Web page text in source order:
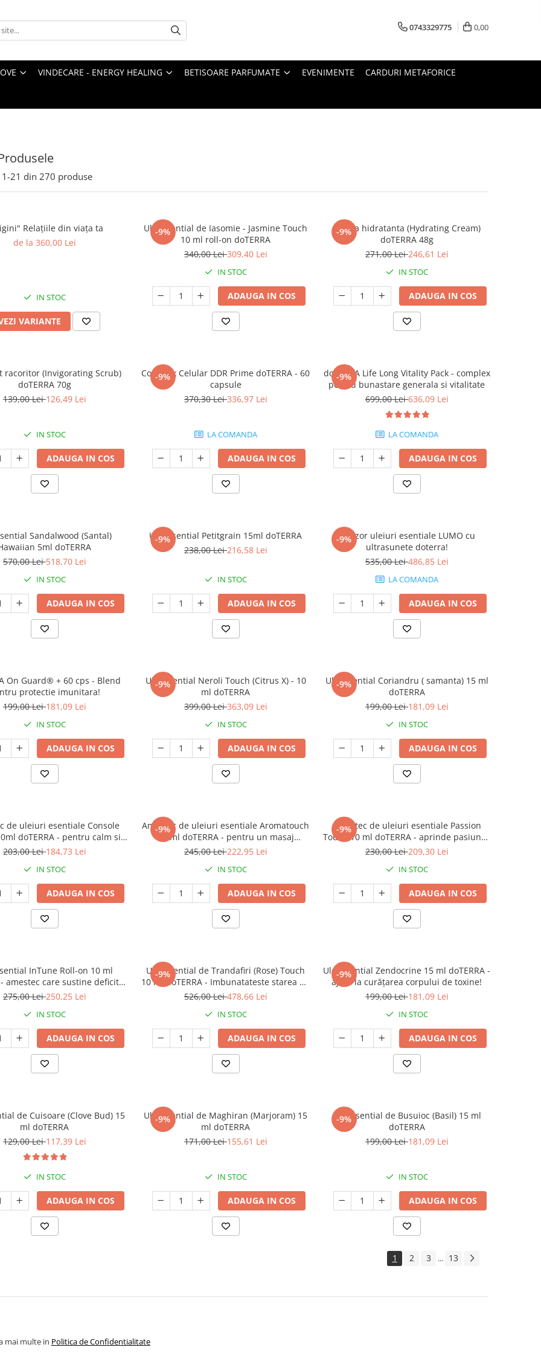
0743329775 0,00
VINDECARE - ENERGY HEALING BETISOARE PARFUMATE EVENIMENTE CARDURI METAFORICE
1-21 din 270 produse
Relațiile din viața ta
de la 360,00 Lei
IN STOC
VARIANTE
-9%
Ulei esential de Iasomie - Jasmine Touch
10 ml roll-on doTERRA
340,00 Lei309,40 Lei
IN STOC
ADAUGA IN COS
-9%
Crema hidratanta (Hydrating Cream)
doTERRA 48g
271,00 Lei246,61 Lei
IN STOC
ADAUGA IN COS
racoritor (Invigorating Scrub)
doTERRA 70g
139,00 Lei126,49 Lei
IN STOC
ADAUGA IN COS
-9%
Complex Celular DDR Prime doTERRA - 60
capsule
370,30 Lei336,97 Lei
LA COMANDA
ADAUGA IN COS
-9%
doTERRA Life Long Vitality Pack - complex
pentru bunastare generala si vitalitate
699,00 Lei636,09 Lei
LA COMANDA
ADAUGA IN COS
Sandalwood (Santal)
5ml doTERRA
570,00 Lei518,70 Lei
IN STOC
ADAUGA IN COS
-9%
Ulei esential Petitgrain 15ml doTERRA
238,00 Lei216,58 Lei
IN STOC
ADAUGA IN COS
-9%
Difuzor uleiuri esentiale LUMO cu
ultrasunete doterra!
535,00 Lei486,85 Lei
LA COMANDA
ADAUGA IN COS
On Guard® + 60 cps - Blend
protectie imunitara!
199,00 Lei181,09 Lei
IN STOC
ADAUGA IN COS
-9%
Ulei esential Neroli Touch (Citrus X) - 10
ml doTERRA
399,00 Lei363,09 Lei
IN STOC
ADAUGA IN COS
-9%
Ulei esential Coriandru ( samanta) 15 ml
doTERRA
199,00 Lei181,09 Lei
IN STOC
ADAUGA IN COS
de uleiuri esentiale Console
doTERRA - pentru calm si
liniste interioara
203,00 Lei184,73 Lei
IN STOC
ADAUGA IN COS
-9%
Amestec de uleiuri esentiale Aromatouch
15 ml doTERRA - pentru un masaj
relaxant
245,00 Lei222,95 Lei
IN STOC
ADAUGA IN COS
-9%
Amestec de uleiuri esentiale Passion
Touch 10 ml doTERRA - aprinde pasiunea
si reda buna-dispozitie
230,00 Lei209,30 Lei
IN STOC
ADAUGA IN COS
InTune Roll-on 10 ml
- amestec care sustine deficitul
atentie si concentrare!
275,00 Lei250,25 Lei
IN STOC
ADAUGA IN COS
-9%
Ulei esential de Trandafiri (Rose) Touch
10 ml doTERRA - Imbunatateste starea de
spirit!
526,00 Lei478,66 Lei
IN STOC
ADAUGA IN COS
-9%
Ulei esential Zendocrine 15 ml doTERRA -
ajută la curățarea corpului de toxine!
199,00 Lei181,09 Lei
IN STOC
ADAUGA IN COS
de Cuisoare (Clove Bud) 15
ml doTERRA
129,00 Lei117,39 Lei
IN STOC
ADAUGA IN COS
-9%
Ulei esential de Maghiran (Marjoram) 15
ml doTERRA
171,00 Lei155,61 Lei
IN STOC
ADAUGA IN COS
-9%
Ulei esential de Busuioc (Basil) 15 ml
doTERRA
199,00 Lei181,09 Lei
IN STOC
ADAUGA IN COS
1 2 3 ... 13
mai multe in Politica de Confidentialitate